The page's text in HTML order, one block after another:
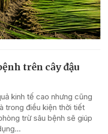
trên cây đậu
kinh tế cao nhưng cũng
trong điều kiện thời tiết
trừ sâu bệnh sẽ giúp